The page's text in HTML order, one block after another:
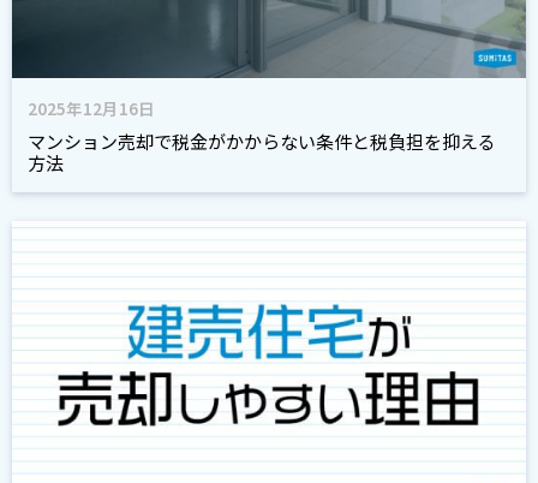
2025年12月16日
マンション売却で税金がかからない条件と税負担を抑える
方法